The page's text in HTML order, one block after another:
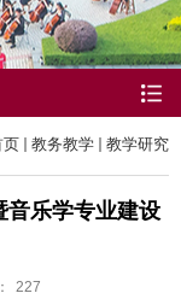
页 教务教学 教学研究
音乐学专业建设
227